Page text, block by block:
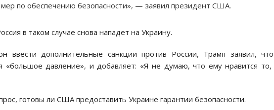
мер по обеспечению безопасности», — заявил президент США.
в таком случае снова нападет на Украину.
ввести дополнительные санкции против России, Трамп заявил,
«большое давление», и добавляет: «Я не думаю, что ему нравится то,
готовы ли США предоставить Украине гарантии безопасности.